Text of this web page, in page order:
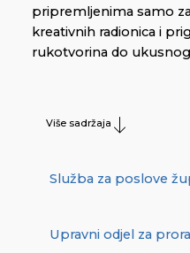
pripremljenima samo
kreativnih radionica i
rukotvorina do
Više sadržaja
Služba za poslove
Upravni odjel za